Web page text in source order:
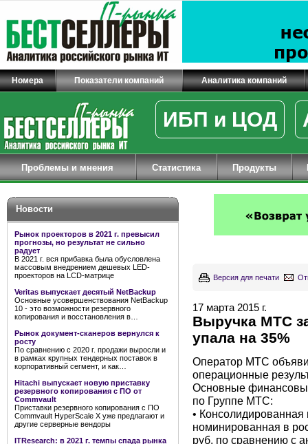
Номера Показатели компаний Аналитика компаний
ИБП и ЦОД
Проблемы и мнения Статистика Продукты
Новости
Рынок проекторов в 2021 г. превысил
прогнозы, но результат не сильно
радует
В 2021 г. вся прибавка была обусловлена
массовым внедрением дешевых LED-
проекторов на LCD-матрице
Veritas выпускает десятый NetBackup
Основные усовершенствования NetBackup
10 - это возможности резервного
копирования и восстановления в…
Рынок документ-сканеров вернулся к
росту
По сравнению с 2020 г. продажи выросли и
в рамках крупных тендерных поставок в
корпоративный сегмент, и как…
Hitachi выпускает новую приставку
резервного копирования с ПО от
Commvault
Приставки резервного копирования с ПО
Commvault HyperScale X уже предлагают и
другие серверные вендоры
ITResearch: в 2021 г. темпы спада рынка
Версия для печати
17 марта 2015 г.
Выручка МТС
упала на 35%
Оператор МТС
операционные
Основные
по Группе МТС:
•
номинированная в
руб. по сравнению с